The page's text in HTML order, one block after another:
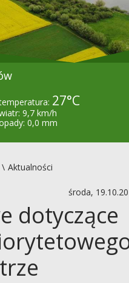
27°C
9,7 km/h
0,0 mm
Aktualności
środa,
dotyczące